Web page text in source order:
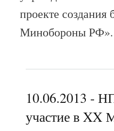
проекте создания
Минобороны
10.06.2013 -
участие в XX